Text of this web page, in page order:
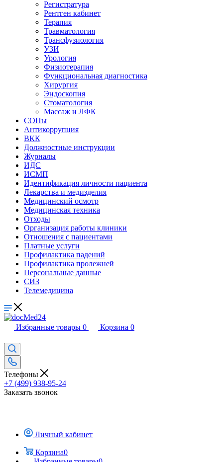
Регистратура
Рентген кабинет
Терапия
Травматология
Трансфузиология
УЗИ
Урология
Физиотерапия
Функциональная диагностика
Хирургия
Эндоскопия
Стоматология
Массаж и ЛФК
СОПы
Антикоррупция
ВКК
Должностные инструкции
Журналы
ИДС
ИСМП
Идентификация личности пациента
Лекарства и медизделия
Медицинский осмотр
Медицинская техника
Отходы
Организация работы клиники
Отношения с пациентами
Платные услуги
Профилактика падений
Профилактика пролежней
Персональные данные
СИЗ
Телемедицина
Избранные товары 0 Корзина 0
Телефоны
+7 (499) 938-95-24
Заказать звонок
Личный кабинет
Корзина0